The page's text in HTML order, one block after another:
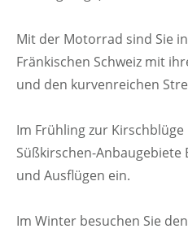
Mit der Motorrad sind Sie
Fränkischen Schweiz mit
und den kurvenreichen
Im Frühling zur
Süßkirschen-Anbaugebiete
und Ausflügen ein.
Im Winter besuchen Sie